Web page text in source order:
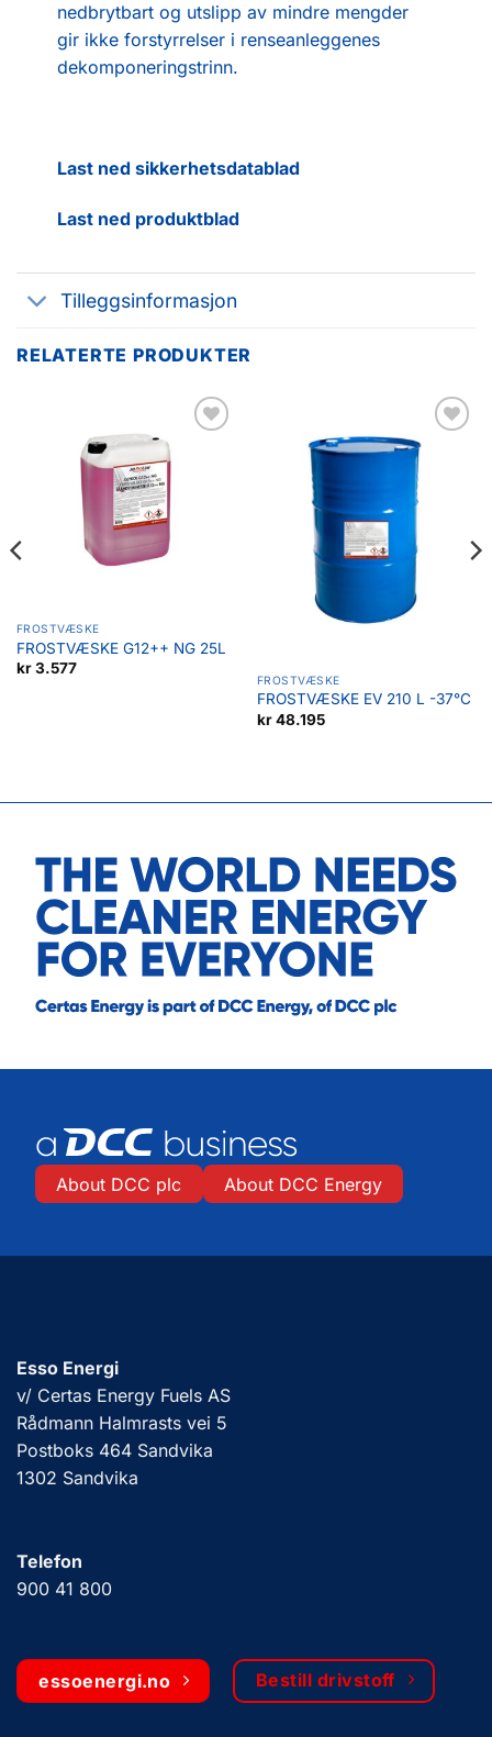
nedbrytbart og utslipp av mindre mengder
gir ikke forstyrrelser i renseanleggenes
dekomponeringstrinn.
Last ned sikkerhetsdatablad
Last ned produktblad
Tilleggsinformasjon
RELATERTE PRODUKTER
favoritter
FROSTVÆSKE
FROSTVÆSKE G12++ NG 25L
kr3.577
Legg til
favoritter
FROSTVÆSKE
FROSTVÆSKE EV 210 L -37°C
kr48.195
About DCC plc About DCC Energy
Esso Energi
v/ Certas Energy Fuels AS
Rådmann Halmrasts vei 5
Postboks 464 Sandvika
1302 Sandvika
Telefon
900 41 800
essoenergi.no Bestill drivstoff